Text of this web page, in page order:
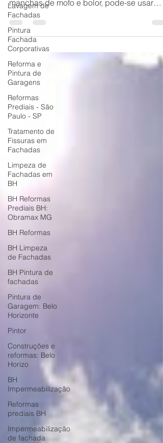
Lavagem de
Fachadas
Pintura
Fachada
Corporativas
Reforma e
Pintura de
Garagens
Reformas
Prediais - São
Paulo - SP
Tratamento de
Fissuras em
Fachadas
Limpeza de
Fachadas em
BH
BH Reformas
Prediais BH:
Obramax MG
BH Reformas
BH Limpeza
de Fachadas
BH Pintura de
fachadas
Pintura de
Garagem: Belo
Horizonte
Pintor
Construções e
reformas: Belo
Horizo
BH
Impermeabilização
Reformas
prediais BH
Impermeabilização
de fachada
água pressurizada e detergente neutro.
manchas de mofo e bolor, pode-se usar
produtos.